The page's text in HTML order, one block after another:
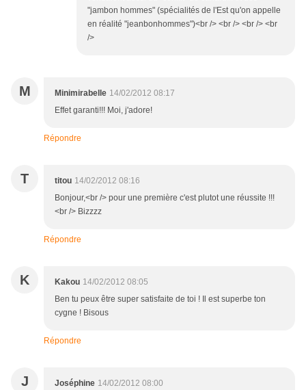
"jambon hommes" (spécialités de l'Est qu'on appelle
en réalité "jeanbonhommes")<br /> <br /> <br /> <br
/>
M Minimirabelle 14/02/2012 08:17
Effet garanti!!! Moi, j'adore!
Répondre
T titou 14/02/2012 08:16
Bonjour,<br /> pour une première c'est plutot une réussite !!!
<br /> Bizzzz
Répondre
K Kakou 14/02/2012 08:05
Ben tu peux être super satisfaite de toi ! Il est superbe ton
cygne ! Bisous
Répondre
J Joséphine 14/02/2012 08:00